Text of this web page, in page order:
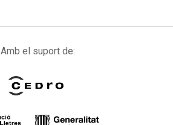
Amb el suport de: